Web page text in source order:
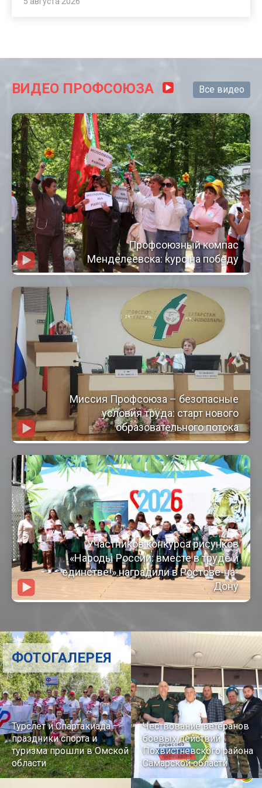
ВИДЕО ПРОФСОЮЗА Все видео
Профсоюзный компас
Менделеевска: курс на победу
Миссия Профсоюза – безопасные
условия труда: старт нового
образовательного потока
Участников конкурса рисунков
«Народы России: вместе в труде и
единстве!» наградили в Ростове-на-
Дону
Турслет и Спартакиада –
праздники спорта и
туризма прошли в Омской
области
Чествование ветеранов
боевых действий
Похвистневского района
Самарской области
ФОТОГАЛЕРЕЯ